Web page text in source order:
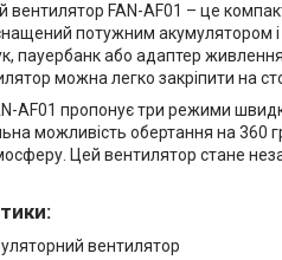
вентилятор FAN-AF01 – це
потужним акумулятором
пауербанк або адаптер
можна легко закріпити на
AF01 пропонує три режими
можливість обертання на 360
Цей вентилятор стане
вентилятор